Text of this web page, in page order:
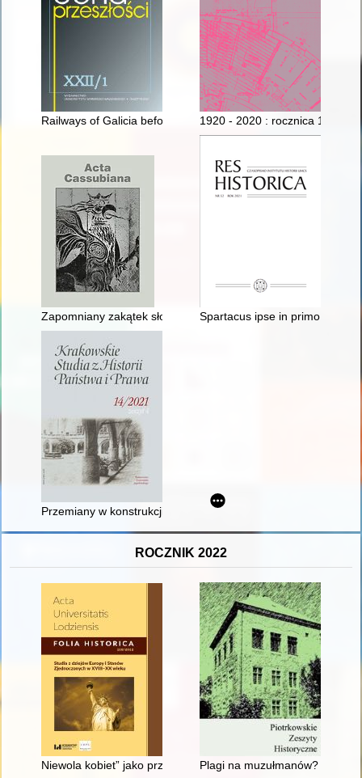
Railways of Galicia before the First World War
1920 - 2020 : rocznica 100-
Zapomniany zakątek słowiański" : pierwsza czeska książka o
Spartacus ipse in primo
Przemiany w konstrukcji odpowiedzialności
ROCZNIK 2022
Niewola kobiet” jako przedmiot refleksji ruchu
Plagi na muzułmanów? :